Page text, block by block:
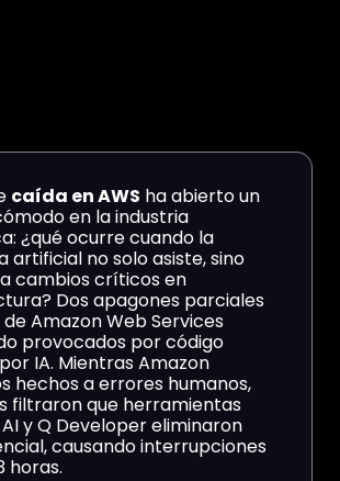
caída en AWS ha abierto un
en la industria
¿qué ocurre cuando la
artificial no solo asiste, sino
cambios críticos en
Dos apagones parciales
Amazon Web Services
provocados por código
IA. Mientras Amazon
hechos a errores humanos,
filtraron que herramientas
y Q Developer eliminaron
causando interrupciones
horas.